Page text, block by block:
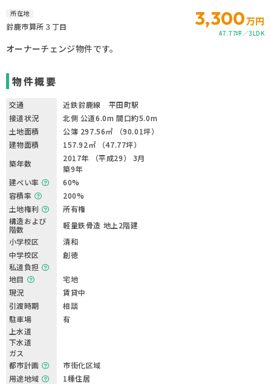
所在地
鈴鹿市算所３丁目 3,300万円
47.77坪 3LDK
オーナーチェンジ物件です。
物件概要
交通
近鉄鈴鹿線 平田町駅
接道状況
北側 公道6.0m 間口約5.0m
土地面積
公簿 297.56㎡ （90.01坪）
建物面積
157.92㎡ （47.77坪）
築年数
2017年 （平成29） 3月
築9年
建ぺい率
60%
容積率
200%
土地権利
所有権
構造および
階数
軽量鉄骨造 地上2階建
小学校区
清和
中学校区
創徳
私道負担
地目
宅地
現況
賃貸中
引渡時期
相談
駐車場
有
上水道
下水道
ガス
都市計画
市街化区域
用途地域
1種住居